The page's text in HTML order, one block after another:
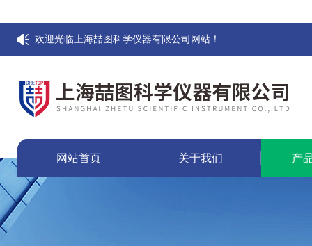
欢迎光临上海喆图科学仪器有限公司网站！
网站首页 关于我们 产